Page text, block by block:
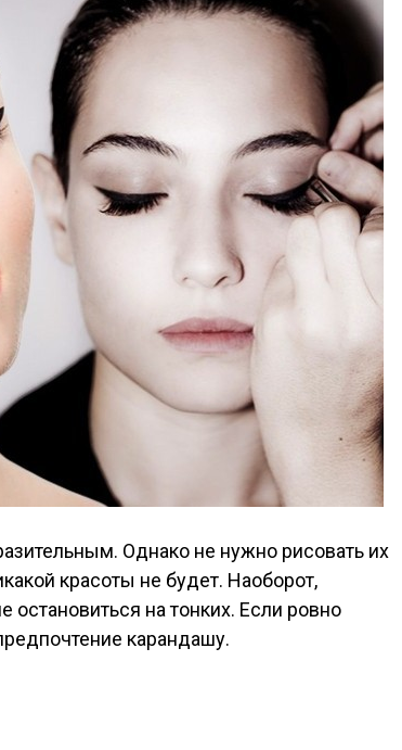
Однако не нужно рисовать их
красоты не будет. Наоборот,
на тонких. Если ровно
карандашу.